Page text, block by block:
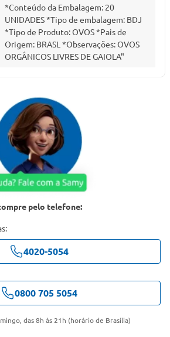
*Conteúdo da Embalagem: 20
UNIDADES *Tipo de embalagem: BDJ
*Tipo de Produto: OVOS *Pais de
Origem: BRASL *Observações: OVOS
ORGÂNICOS LIVRES DE GAIOLA"
pelo telefone:
4020-5054
0800 705 5054
das 8h às 21h (horário de Brasília)